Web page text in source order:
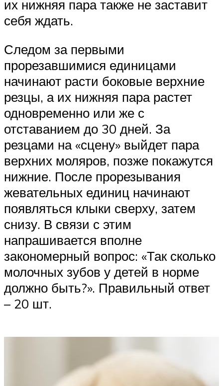
их нижняя пара также не заставит
себя ждать.
Следом за первыми
прорезавшимися единицами
начинают расти боковые верхние
резцы, а их нижняя пара растет
одновременно или же с
отставанием до 30 дней. За
резцами на «сцену» выйдет пара
верхних моляров, позже покажутся
нижние. После прорезывания
жевательных единиц начинают
появляться клыки сверху, затем
снизу. В связи с этим
напрашивается вполне
закономерный вопрос: «Так сколько
молочных зубов у детей в норме
должно быть?». Правильный ответ
– 20 шт.